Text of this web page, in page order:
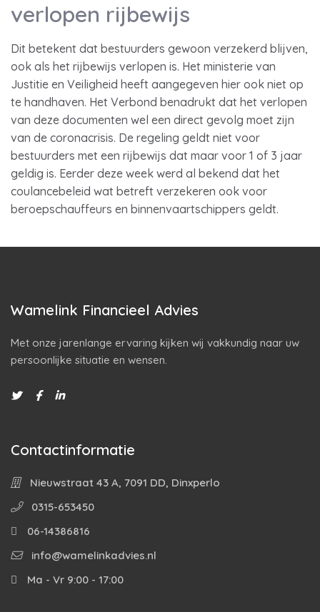
verlopen rijbewijs
Dit betekent dat bestuurders gewoon verzekerd blijven,
ook als het rijbewijs verlopen is. Het ministerie van
Justitie en Veiligheid heeft aangegeven hier ook niet op
te handhaven. Het Verbond benadrukt dat het verlopen
van deze documenten wel een direct gevolg moet zijn
van de coronacrisis. De regeling geldt niet voor
bestuurders met een rijbewijs dat maar voor 1 of 3 jaar
geldig is. Eerder deze week werd al bekend dat het
coulancebeleid wat betreft verzekeren ook voor
beroepschauffeurs en binnenvaartschippers geldt.
Wamelink Financieel Advies
Met onze jarenlange ervaring kijken wij vakkundig naar uw
persoonlijke situatie en wensen.
Contactinformatie
Nieuwstraat 43 A, 7091 DD, Dinxperlo
0315-653450
06-14386816
info@wamelinkadvies.nl
Ma - Vr 9:00 - 17:00